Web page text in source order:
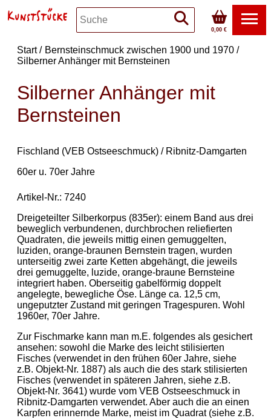
0,00 €
Start
Bernsteinschmuck zwischen 1900 und 1970
Silberner Anhänger mit Bernsteinen
Silberner Anhänger mit
Bernsteinen
Fischland (VEB Ostseeschmuck) / Ribnitz-Damgarten
60er u. 70er Jahre
Artikel-Nr.: 7240
Dreigeteilter Silberkorpus (835er): einem Band aus drei
beweglich verbundenen, durchbrochen reliefierten
Quadraten, die jeweils mittig einen gemuggelten,
luziden, orange-braunen Bernstein tragen, wurden
unterseitig zwei zarte Ketten abgehängt, die jeweils
drei gemuggelte, luzide, orange-braune Bernsteine
integriert haben. Oberseitig gabelförmig doppelt
angelegte, bewegliche Öse. Länge ca. 12,5 cm,
ungeputzter Zustand mit geringen Tragespuren. Wohl
1960er, 70er Jahre.
Zur Fischmarke kann man m.E. folgendes als gesichert
ansehen: sowohl die Marke des leicht stilisierten
Fisches (verwendet in den frühen 60er Jahre, siehe
z.B. Objekt-Nr. 1887) als auch die des stark stilisierten
Fisches (verwendet in späteren Jahren, siehe z.B.
Objekt-Nr. 3641) wurde vom VEB Ostseeschmuck in
Ribnitz-Damgarten verwendet. Aber auch die an einen
Karpfen erinnernde Marke, meist im Quadrat (siehe z.B.